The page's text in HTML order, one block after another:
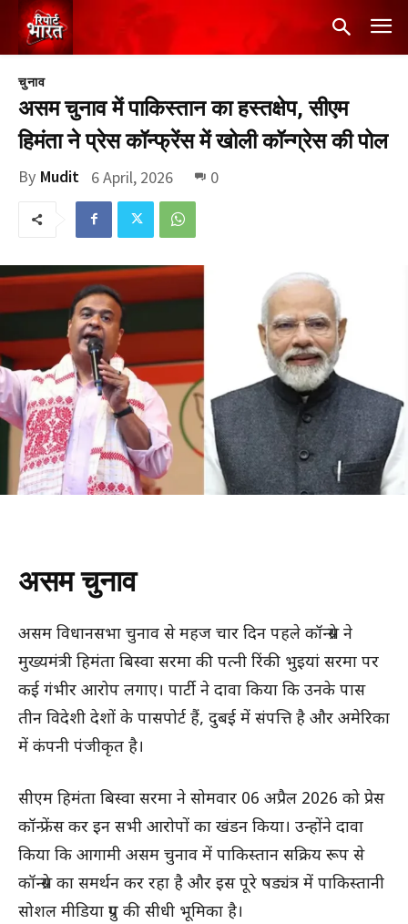
चुनाव
असम चुनाव में पाकिस्तान का हस्तक्षेप, सीएम
हिमंता ने प्रेस कॉन्फ्रेंस में खोली कॉन्ग्रेस की पोल
By Mudit 6 April, 2026 0
असम चुनाव
असम विधानसभा चुनाव से महज चार दिन पहले कॉन्ग्रेस ने
मुख्यमंत्री हिमंता बिस्वा सरमा की पत्नी रिंकी भुइयां सरमा पर
कई गंभीर आरोप लगाए। पार्टी ने दावा किया कि उनके पास
तीन विदेशी देशों के पासपोर्ट हैं, दुबई में संपत्ति है और अमेरिका
में कंपनी पंजीकृत है।
सीएम हिमंता बिस्वा सरमा ने सोमवार 06 अप्रैल 2026 को प्रेस
कॉन्फ्रेंस कर इन सभी आरोपों का खंडन किया। उन्होंने दावा
किया कि आगामी असम चुनाव में पाकिस्तान सक्रिय रूप से
कॉन्ग्रेस का समर्थन कर रहा है और इस पूरे षड्यंत्र में पाकिस्तानी
सोशल मीडिया ग्रुप की सीधी भूमिका है।